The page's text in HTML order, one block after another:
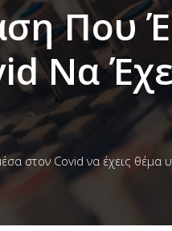
Που
Να
στον Covid να έχεις θέμα